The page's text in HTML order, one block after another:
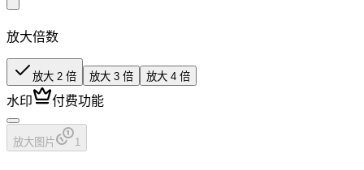
放大倍数
放大 2 倍 放大 3 倍 放大 4 倍
水印 付费功能
放大图片 1